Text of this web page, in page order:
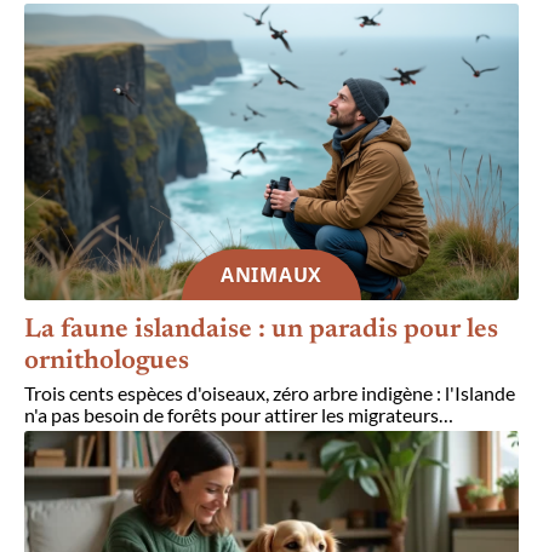
ANIMAUX
La faune islandaise : un paradis pour les
ornithologues
Trois cents espèces d'oiseaux, zéro arbre indigène : l'Islande
n'a pas besoin de forêts pour attirer les migrateurs